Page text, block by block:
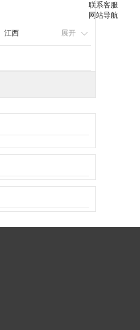
联系客服
网站导航
江西 展开